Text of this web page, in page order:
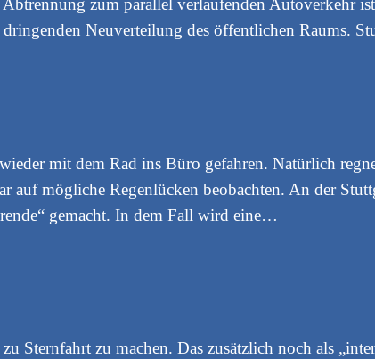
zum parallel verlaufenden Autoverkehr
Neuverteilung des öffentlichen Raums.
mit dem Rad ins Büro gefahren. Natürlich
auf mögliche Regenlücken beobachten. An der
gemacht. In dem Fall wird eine…
Sternfahrt zu machen. Das zusätzlich noch als